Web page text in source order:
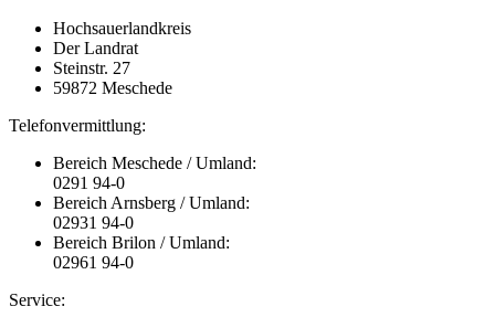
Hochsauerlandkreis
Der Landrat
Steinstr. 27
59872 Meschede
Telefonvermittlung:
Bereich Meschede / Umland:
0291 94-0
Bereich Arnsberg / Umland:
02931 94-0
Bereich Brilon / Umland:
02961 94-0
Service: